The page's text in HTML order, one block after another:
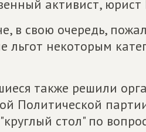
активист,
в свою очередь,
льгот некоторым
также решили
Политической
стол" по